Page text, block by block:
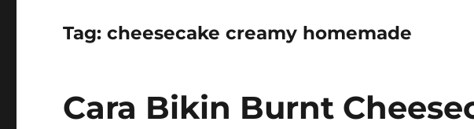
Tag:cheesecake creamy homemade
Cara Bikin Burnt